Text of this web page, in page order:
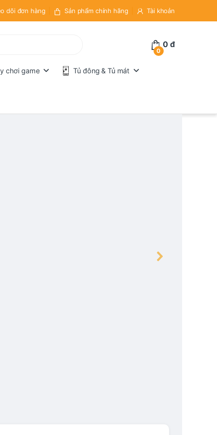
dõi đơn hàng Sản phẩm chính hãng Tài khoản
0
0đ
chơi game Tủ đông & Tủ mát